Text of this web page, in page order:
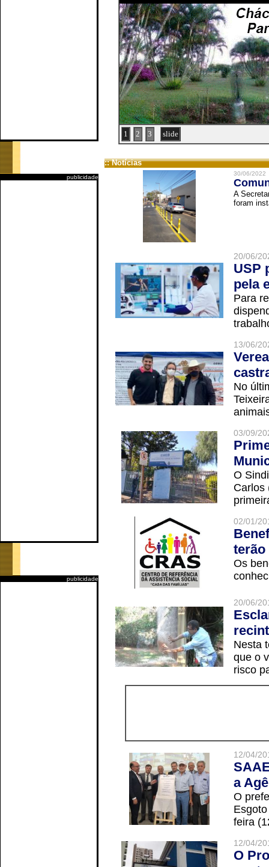
publicidade
publicidade
1 2 3 slide
:: Notícias
30/06/2022
A
foram
20/06/
USP
pela
Para
13/06/
No
03/09/
O
Carlos
02/01/
terão
Os
20/06/
Nesta
que o
risco
12/04/
a
O
feira
12/04/
O